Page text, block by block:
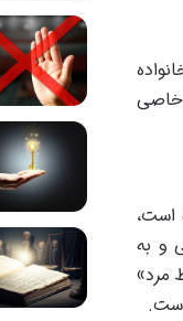
خاصی
است،
مواد ۱۱۰۲ تا ۱۱۰۸ قانون مدنی و به
مرد»